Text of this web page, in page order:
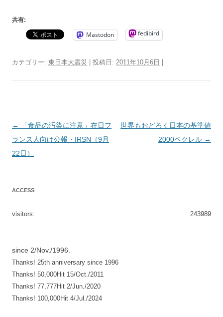
共有:
Mastodon fedibird
カテゴリー: 東日本大震災 | 投稿日: 2011年10月6日 |
投
稿
ナ
←
「食品の汚染に注意」在日フ
ランス人向け公報・IRSN（9月
22日）
世界もおどろく日本の基準値
2000ベクレル →
ACCESS
243989
visitors:
since 2/Nov./1996.
Thanks! 25th anniversary since 1996
Thanks! 50,000Hit 15/Oct./2011
Thanks! 77,777Hit 2/Jun./2020
Thanks! 100,000Hit 4/Jul./2024